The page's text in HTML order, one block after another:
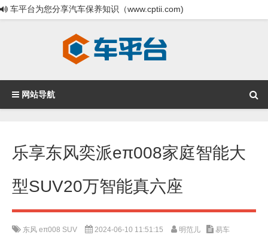
车平台为您分享汽车保养知识（www.cptii.com)
网站导航
乐享东风奕派eπ008家庭智能大
型SUV20万智能真六座
东风 eπ008 SUV 2024-06-10 11:51:15 明范儿 易车